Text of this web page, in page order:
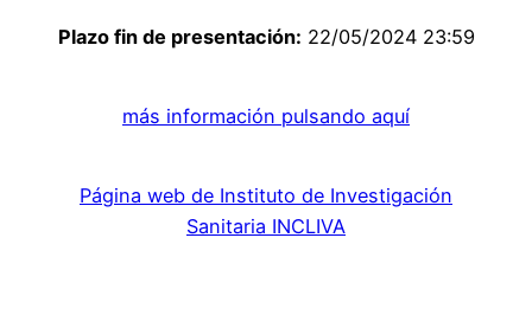
Plazo fin de presentación: 22/05/2024 23:59
más información pulsando aquí
Página web de Instituto de Investigación
Sanitaria INCLIVA